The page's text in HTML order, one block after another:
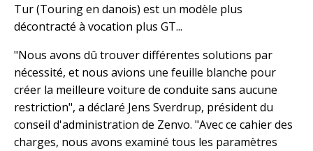
Tur (Touring en danois) est un modèle plus
décontracté à vocation plus GT...
"Nous avons dû trouver différentes solutions par
nécessité, et nous avions une feuille blanche pour
créer la meilleure voiture de conduite sans aucune
restriction", a déclaré Jens Sverdrup, président du
conseil d'administration de Zenvo. "Avec ce cahier des
charges, nous avons examiné tous les paramètres